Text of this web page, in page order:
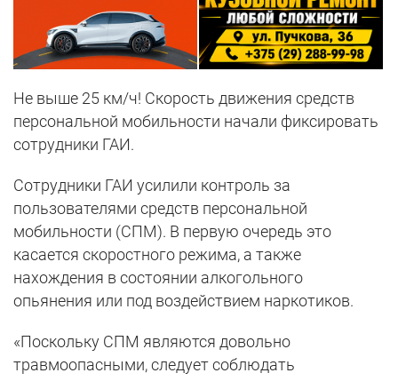
Не выше 25 км/ч! Скорость движения средств
персональной мобильности начали фиксировать
сотрудники ГАИ.
Сотрудники ГАИ усилили контроль за
пользователями средств персональной
мобильности (СПМ). В первую очередь это
касается скоростного режима, а также
нахождения в состоянии алкогольного
опьянения или под воздействием наркотиков.
«Поскольку СПМ являются довольно
травмоопасными, следует соблюдать